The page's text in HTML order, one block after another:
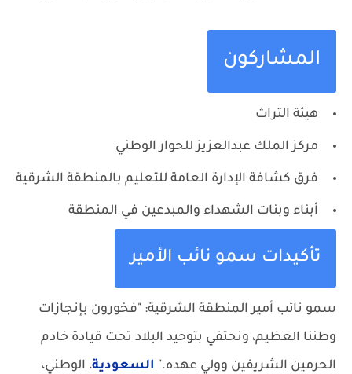
المشاركون
هيئة التراث
مركز الملك عبدالعزيز للحوار الوطني
فرق كشافة الإدارة العامة للتعليم بالمنطقة الشرقية
أبناء وبنات الشهداء والمبدعين في المنطقة
تأكيدات سمو نائب الأمير
سمو نائب أمير المنطقة الشرقية: "فخورون بإنجازات
وطننا العظيم، ونحتفي بتوحيد البلاد تحت قيادة خادم
الحرمين الشريفين وولي عهده." السعودية، الوطني،